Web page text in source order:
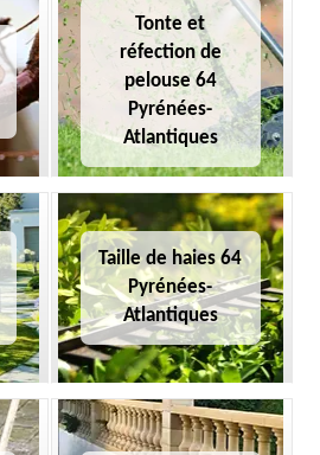
Tonte et
réfection de
pelouse 64
Pyrénées-
Atlantiques
Taille de haies 64
Pyrénées-
Atlantiques